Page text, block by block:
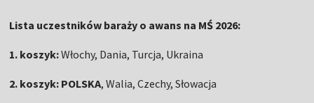
Lista uczestników baraży o awans na MŚ 2026:
1. koszyk:Włochy, Dania, Turcja, Ukraina
2. koszyk: POLSKA, Walia, Czechy, Słowacja